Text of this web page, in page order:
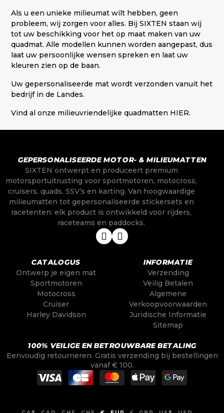
Als u een unieke milieumat wilt hebben, geen
probleem, wij zorgen voor alles. Bij SIXTEN staan wij
tot uw beschikking voor het op maat maken van uw
quadmat. Alle modellen kunnen worden aangepast, dus
laat uw persoonlijke wensen spreken en laat uw
kleuren zien op de baan.
Uw gepersonaliseerde mat wordt verzonden vanuit het
bedrijf in de Landes.
Vind al onze milieuvriendelijkequadmatten HIER.
GEPERSONALISEERDE MOTOR- & MILIEUMATTEN
SIXTEN ontwerpt en produceert premium
motorsportuitrusting voor sportmotoren, motocross,
cruisers, quads, SSV’s en karting. Van hoogwaardige
milieumatten tot gepersonaliseerde stickersets en
racetenten: elk product is ontwikkeld voor rijders,
raceteams en paddocks.
CATALOGUS
Ontwerp je eigen mat
Sportmotoren
Motocross
Cruiser
Harley Davidson
INFORMATIE
Verzending
Veilig Betalen
Algemene
Verkoopvoorwaarden
Juridische Informatie
Sitemap
100% VEILIGE EN BETROUWBARE BETALING
Eenvoudig retourneren. Gratis verzending bij bestellingen
vanaf € 100.